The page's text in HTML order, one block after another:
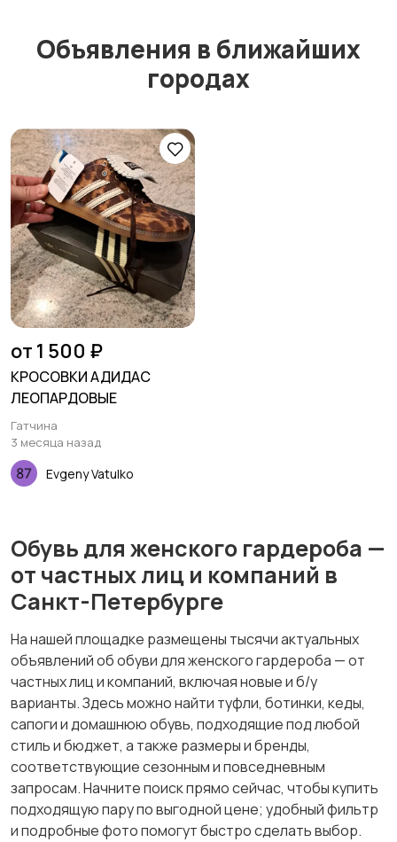
Объявления в ближайших
городах
от 1 500 ₽
КРОСОВКИ АДИДАС
ЛЕОПАРДОВЫЕ
Гатчина
3 месяца назад
Evgeny Vatulko
Обувь для женского гардероба —
от частных лиц и компаний в
Санкт-Петербурге
На нашей площадке размещены тысячи актуальных
объявлений об обуви для женского гардероба — от
частных лиц и компаний, включая новые и б/у
варианты. Здесь можно найти туфли, ботинки, кеды,
сапоги и домашнюю обувь, подходящие под любой
стиль и бюджет, а также размеры и бренды,
соответствующие сезонным и повседневным
запросам. Начните поиск прямо сейчас, чтобы купить
подходящую пару по выгодной цене; удобный фильтр
и подробные фото помогут быстро сделать выбор.